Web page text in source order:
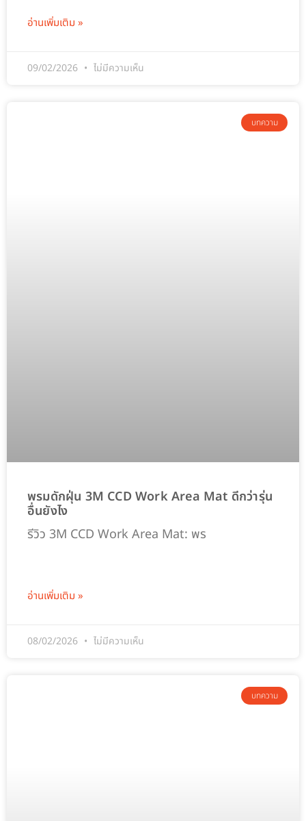
อ่านเพิ่มเติม »
09/02/2026 ไม่มีความเห็น
บทความ
พรมดักฝุ่น 3M CCD Work Area Mat ดีกว่ารุ่น
อื่นยังไง
รีวิว 3M CCD Work Area Mat: พร
อ่านเพิ่มเติม »
08/02/2026 ไม่มีความเห็น
บทความ